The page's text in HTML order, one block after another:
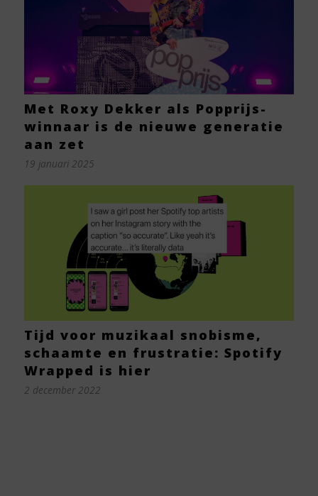
Met Roxy Dekker als Popprijs-
winnaar is de nieuwe generatie
aan zet
19 januari 2025
Tijd voor muzikaal snobisme,
schaamte en frustratie: Spotify
Wrapped is hier
2 december 2022